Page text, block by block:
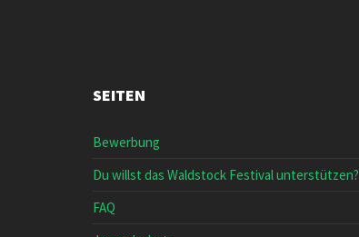
SEITEN
Bewerbung
Du willst das Waldstock Festival unterstützen?
FAQ